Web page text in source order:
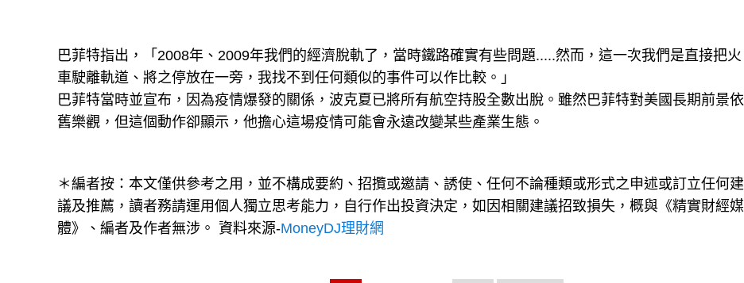
巴菲特指出，「2008年、2009年我們的經濟脫軌了，當時鐵路確實有些問題.....然而，這一次我們是直接把火
車駛離軌道、將之停放在一旁，我找不到任何類似的事件可以作比較。」
巴菲特當時並宣布，因為疫情爆發的關係，波克夏已將所有航空持股全數出脫。雖然巴菲特對美國長期前景依
舊樂觀，但這個動作卻顯示，他擔心這場疫情可能會永遠改變某些產業生態。
＊編者按：本文僅供參考之用，並不構成要約、招攬或邀請、誘使、任何不論種類或形式之申述或訂立任何建
議及推薦，讀者務請運用個人獨立思考能力，自行作出投資決定，如因相關建議招致損失，概與《精實財經媒
體》、編者及作者無涉。 資料來源-MoneyDJ理財網